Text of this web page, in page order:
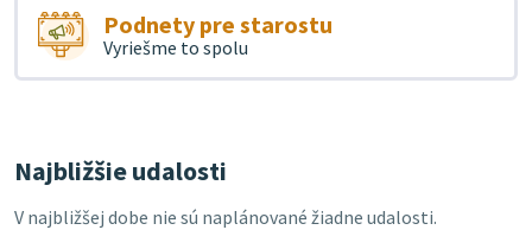
Podnety pre starostu
Vyriešme to spolu
Najbližšie udalosti
V najbližšej dobe nie sú naplánované žiadne udalosti.